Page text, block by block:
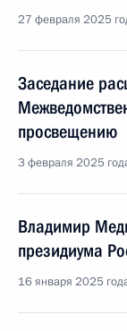
27 февраля 2025
Заседание
просвещению
3 февраля 2025
Владимир
президиума
16 января 2025